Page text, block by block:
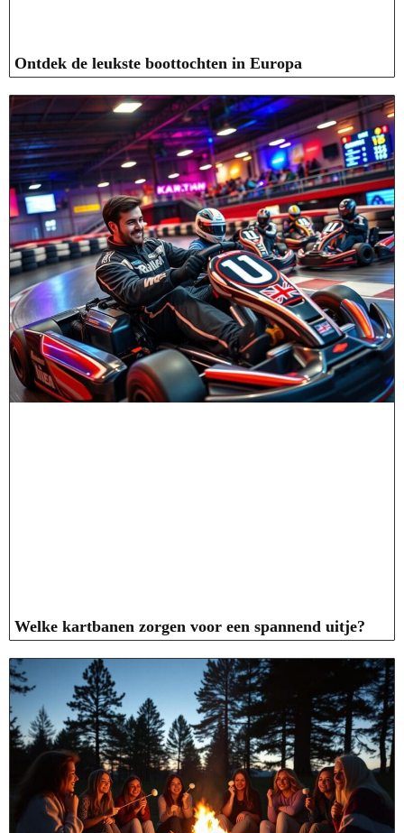
Ontdek de leukste boottochten in Europa
Welke kartbanen zorgen voor een spannend uitje?